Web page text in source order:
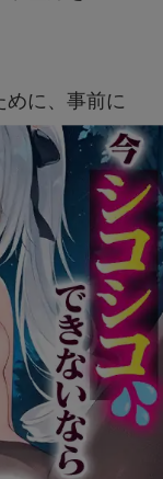
めに、事前に